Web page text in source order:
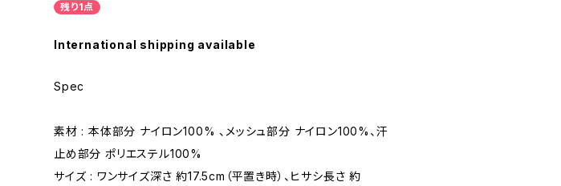
残り1点
International shipping available
Spec
素材 : 本体部分 ナイロン100% 、メッシュ部分 ナイロン100%、汗
止め部分 ポリエステル100%
サイズ : ワンサイズ深さ 約17.5cm（平置き時）、ヒサシ長さ 約